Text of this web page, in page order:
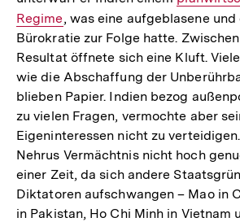
Link:
Regime, was eine aufgeblasene
Bürokratie zur Folge hatte.
Resultat öffnete sich eine Kluft.
wie die Abschaffung der
blieben Papier. Indien bezog
zu vielen Fragen, vermochte aber
Eigeninteressen nicht zu
Nehrus Vermächtnis nicht hoch
einer Zeit, da sich andere
Diktatoren aufschwangen – Mao in
in Pakistan, Ho Chi Minh in Vietnam